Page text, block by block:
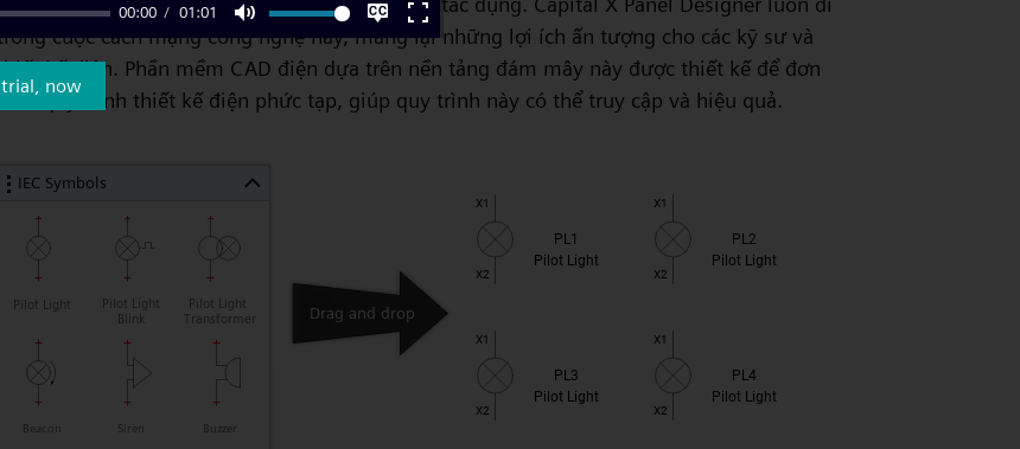
cuộc cách mạng công nghệ này, mang lại những lợi ích ấn tượng cho các kỹ sư và
kế điện. Phần mềm CAD điện dựa trên nền tảng đám mây này được thiết kế để đơn
quy trình thiết kế điện phức tạp, giúp quy trình này có thể truy cập và hiệu quả.
00:00 01:01
Mute Settings
Enter
fullscreen
trial, now